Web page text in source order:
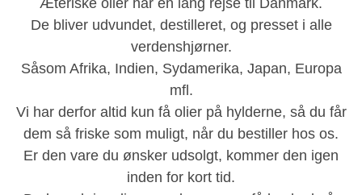
Æteriske olier har en lang rejse til Danmark.
De bliver udvundet, destilleret, og presset i alle
verdenshjørner.
Såsom Afrika, Indien, Sydamerika, Japan, Europa
mfl.
Vi har derfor altid kun få olier på hylderne, så du får
dem så friske som muligt, når du bestiller hos os.
Er den vare du ønsker udsolgt, kommer den igen
inden for kort tid.